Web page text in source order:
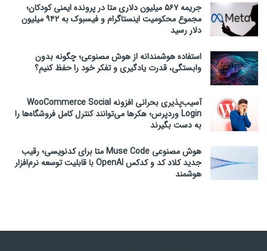
جریمه ۵۶۷ میلیون دلاری متا در پرونده ایمنی کودکان؛
مجموع محکومیت اینستاگرام و فیسبوک به ۹۴۲ میلیون
دلار رسید
استفاده هوشمندانه از هوش مصنوعی؛ چگونه بدون
وابستگی، قدرت یادگیری و تفکر خود را حفظ کنیم؟
آسیب‌پذیری بحرانی افزونه WooCommerce Social
Login وردپرس؛ هکرها می‌توانند کنترل کامل فروشگاه‌ها را
به دست بگیرند
هوش مصنوعی Muse Code متا برای کدنویسی؛ رقیب
جدید کلاد کد و کدکس OpenAI با قابلیت توسعه نرم‌افزار
هوشمند